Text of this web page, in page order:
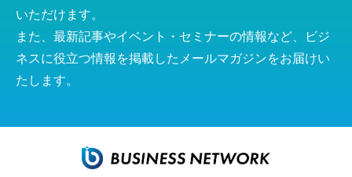
いただけます。
また、最新記事やイベント・セミナーの情報など、ビジ
ネスに役立つ情報を掲載したメールマガジンをお届けい
たします。